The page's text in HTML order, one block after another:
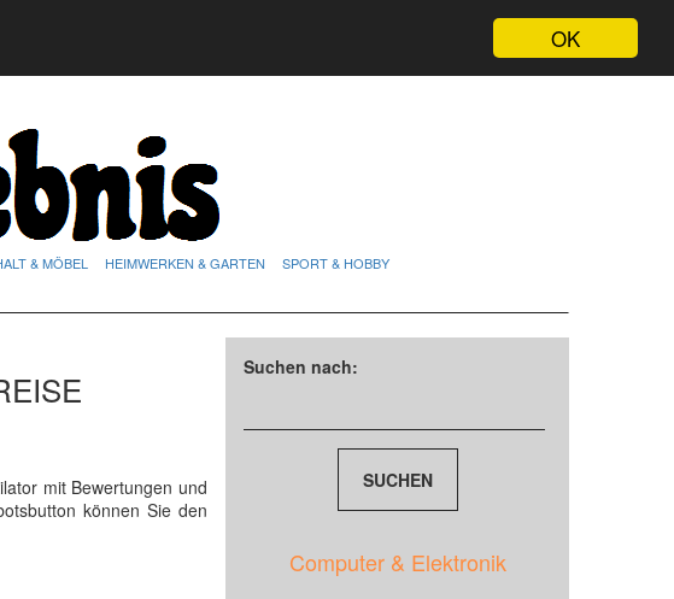
OK
& MÖBEL HEIMWERKEN & GARTEN SPORT & HOBBY
mit Bewertungen und
können Sie den
Suchen nach:
Computer & Elektronik